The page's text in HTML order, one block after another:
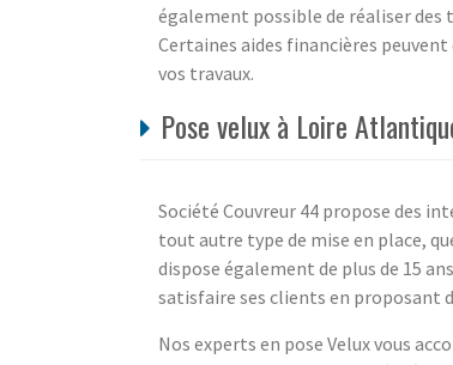
également possible de réaliser
Certaines aides financières
vos travaux.
Pose velux à Loire
Société Couvreur 44 propose des
tout autre type de mise en place,
dispose également de plus de 15
satisfaire ses clients en proposant
Nos experts en pose Velux vous